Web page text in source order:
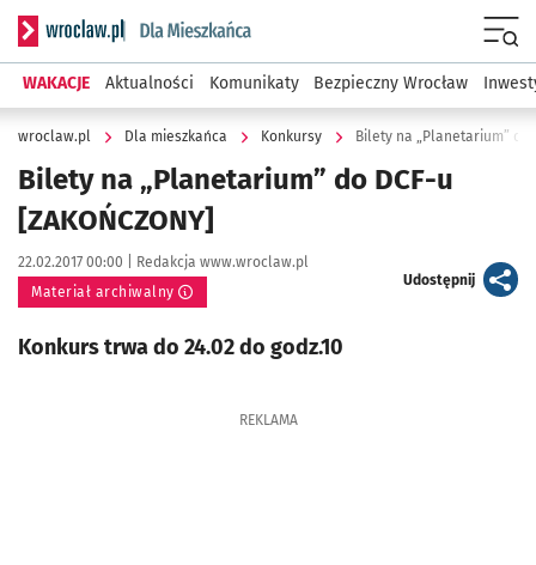
Serwis informacyjny wroclaw.pl podserwis: Dla mieszkańca
WAKACJE Aktualności Komunikaty Bezpieczny Wrocław
wroclaw.pl Dla mieszkańca Konkursy Bilety na „Planetarium” do
Bilety na „Planetarium” do DCF-u
[ZAKOŃCZONY]
Data publikacji:
22.02.2017 00:00 | Autor:
Redakcja www.wroclaw.pl
Materiał archiwalny
Udostępnijartykuł
Konkurs trwa do 24.02 do godz.10
REKLAMA